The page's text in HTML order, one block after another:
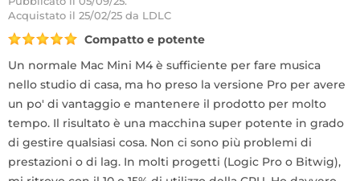
Acquistato il 25/02/25 da LDLC
Compatto e potente
Un normale Mac Mini M4 è sufficiente per fare musica
nello studio di casa, ma ho preso la versione Pro per avere
un po' di vantaggio e mantenere il prodotto per molto
tempo. Il risultato è una macchina super potente in grado
di gestire qualsiasi cosa. Non ci sono più problemi di
prestazioni o di lag. In molti progetti (Logic Pro o Bitwig),